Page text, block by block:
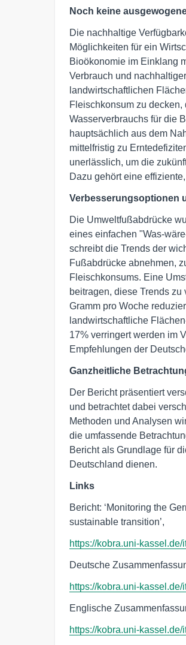
Noch keine
Die nachhaltige
Möglichkeiten für ein
Bioökonomie im Einklang
Verbrauch und
landwirtschaftlichen
Fleischkonsum zu
Wasserverbrauchs für die
hauptsächlich aus dem
mittelfristig zu
unerlässlich, um die
Dazu gehört eine
Verbesserungsoptionen
Die Umweltfußabdrücke
eines einfachen "Was-
schreibt die Trends der
Fußabdrücke abnehmen,
Fleischkonsums. Eine
beitragen, diese Trends
Gramm pro Woche
landwirtschaftliche
17% verringert werden im
Empfehlungen der
Ganzheitliche
Der Bericht präsentiert
und betrachtet dabei
Methoden und Analysen
die umfassende
Bericht als Grundlage für
Deutschland dienen.
Links
Bericht: ‘Monitoring the
sustainable transition’,
https://kobra.uni-
Deutsche
https://kobra.uni-
Englische
https://kobra.uni-